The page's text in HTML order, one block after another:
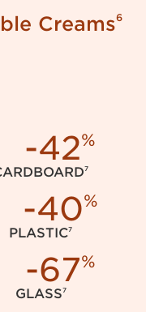
Creams6
-42%
7
-40%
PLASTIC7
-67%
GLASS7